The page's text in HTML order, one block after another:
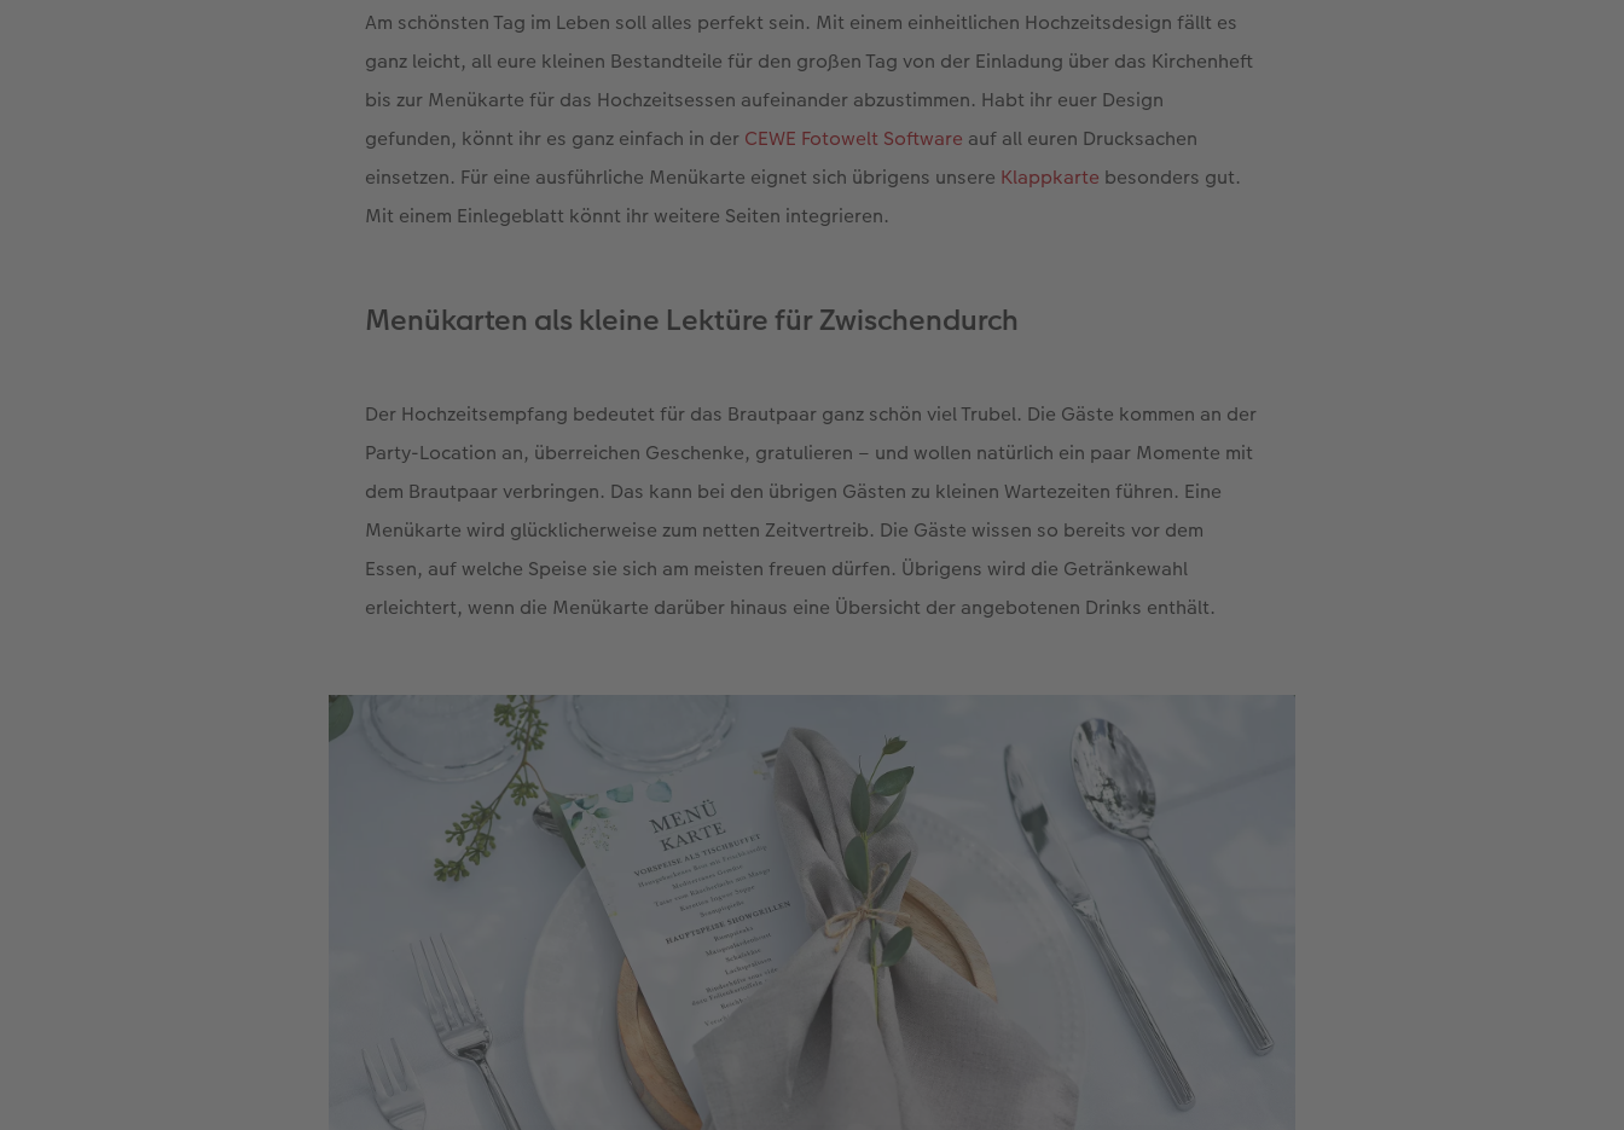
Am schönsten Tag im Leben soll alles perfekt sein. Mit einem einheitlichen Hochzeitsdesign fällt es
ganz leicht, all eure kleinen Bestandteile für den großen Tag von der Einladung über das Kirchenheft
bis zur Menükarte für das Hochzeitsessen aufeinander abzustimmen. Habt ihr euer Design
gefunden, könnt ihr es ganz einfach in der CEWE Fotowelt Software auf all euren Drucksachen
einsetzen. Für eine ausführliche Menükarte eignet sich übrigens unsere Klappkarte besonders gut.
Mit einem Einlegeblatt könnt ihr weitere Seiten integrieren.
Menükarten als kleine Lektüre für Zwischendurch
Der Hochzeitsempfang bedeutet für das Brautpaar ganz schön viel Trubel. Die Gäste kommen an der
Party-Location an, überreichen Geschenke, gratulieren – und wollen natürlich ein paar Momente mit
dem Brautpaar verbringen. Das kann bei den übrigen Gästen zu kleinen Wartezeiten führen. Eine
Menükarte wird glücklicherweise zum netten Zeitvertreib. Die Gäste wissen so bereits vor dem
Essen, auf welche Speise sie sich am meisten freuen dürfen. Übrigens wird die Getränkewahl
erleichtert, wenn die Menükarte darüber hinaus eine Übersicht der angebotenen Drinks enthält.